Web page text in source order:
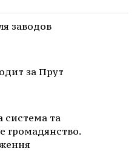
заводов
за Прут
система та
громадянство.